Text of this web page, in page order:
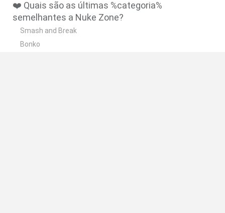
❤️ Quais são as últimas %categoria%
semelhantes a Nuke Zone?
Smash and Break
Bonko